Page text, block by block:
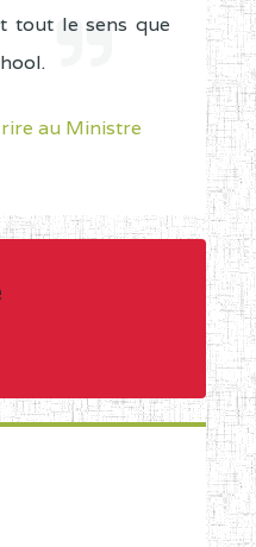
tout le sens que
au Ministre